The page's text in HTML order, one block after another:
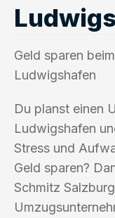
Geld sparen beim
Ludwigshafen
Du planst einen
Ludwigshafen
Stress und
Geld sparen?
Schmitz